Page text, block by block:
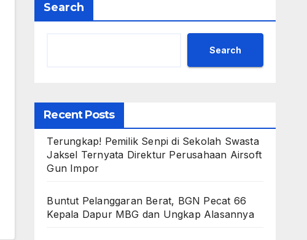
Search
Search
Recent Posts
Terungkap! Pemilik Senpi di Sekolah Swasta
Jaksel Ternyata Direktur Perusahaan Airsoft
Gun Impor
Buntut Pelanggaran Berat, BGN Pecat 66
Kepala Dapur MBG dan Ungkap Alasannya